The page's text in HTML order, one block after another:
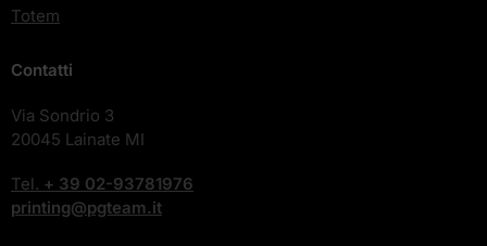
Totem
Contatti
Via Sondrio 3
20045 Lainate MI
Tel. + 39 02-93781976
printing@pgteam.it